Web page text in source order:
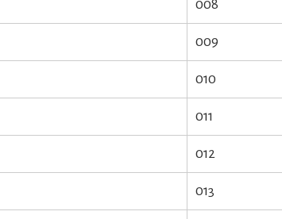
008
009
010
011
012
013